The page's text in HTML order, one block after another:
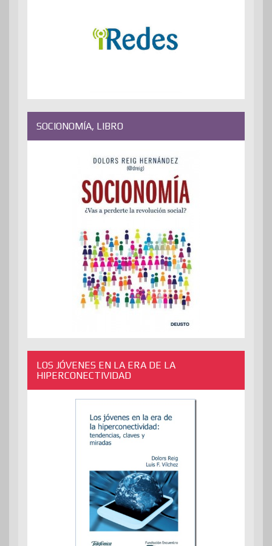
SOCIONOMÍA, LIBRO
LOS JÓVENES EN LA ERA DE LA
HIPERCONECTIVIDAD